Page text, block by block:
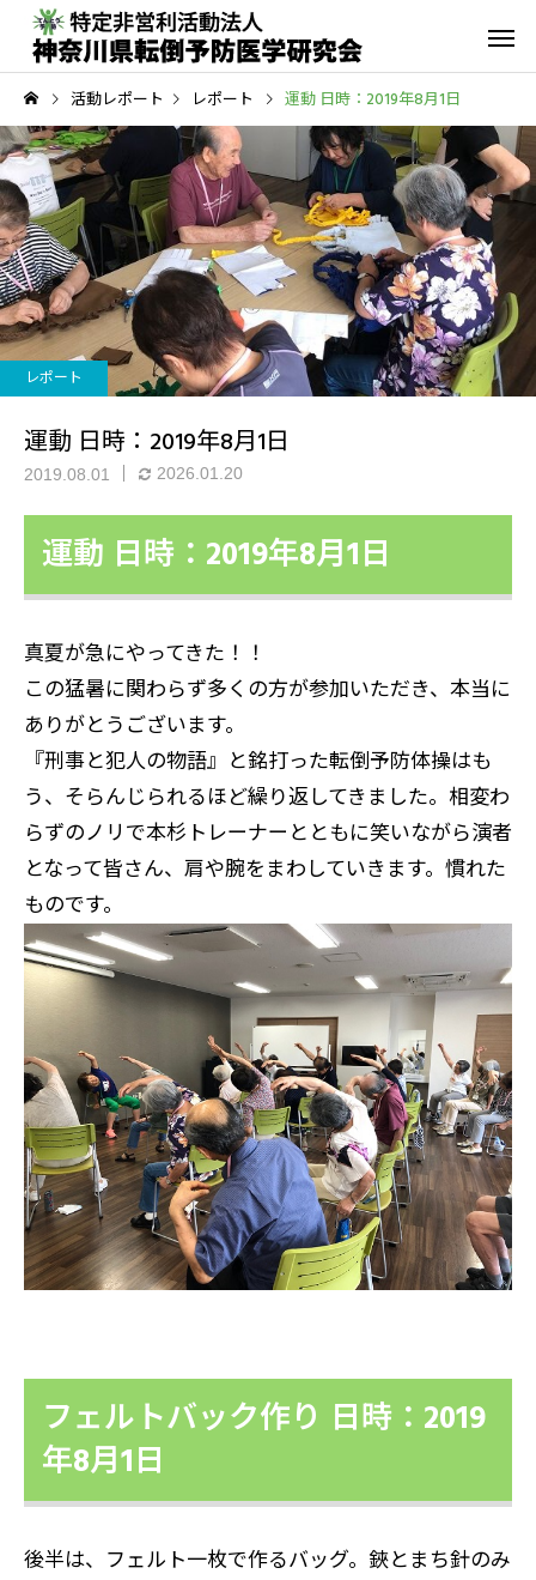
転倒予防教室 青葉GoGo
年間活動報告
2023年間活動報告
青葉GoGoクラブ
青葉GoGoクラブ
2月26日 落語の笑い
活動レポート レポート 運動 日時：2019年8月1日
レポート
運動 日時：2019年8月1日
2019.08.01 2026.01.20
運動 日時：2019年8月1日
真夏が急にやってきた！！
この猛暑に関わらず多くの方が参加いただき、本当に
ありがとうございます。
『刑事と犯人の物語』と銘打った転倒予防体操はも
う、そらんじられるほど繰り返してきました。相変わ
らずのノリで本杉トレーナーとともに笑いながら演者
となって皆さん、肩や腕をまわしていきます。慣れた
ものです。
フェルトバック作り 日時：2019
年8月1日
後半は、フェルト一枚で作るバッグ。鋏とまち針のみ